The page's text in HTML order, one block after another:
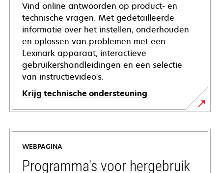
Vind online antwoorden op product- en
technische vragen. Met gedetailleerde
informatie over het instellen, onderhouden
en oplossen van problemen met een
Lexmark apparaat, interactieve
gebruikershandleidingen en een selectie
van instructievideo's.
Krijg technische ondersteuning
opens
in
new
tab
WEBPAGINA
Programma's voor hergebruik